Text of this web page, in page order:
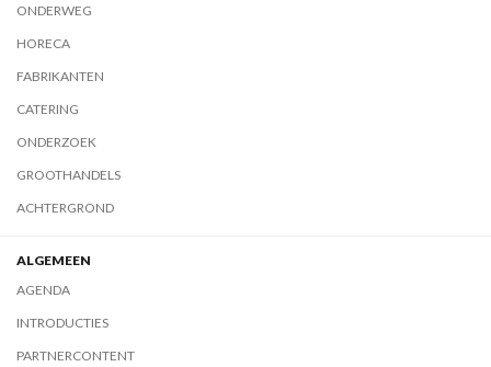
ONDERWEG
HORECA
FABRIKANTEN
CATERING
ONDERZOEK
GROOTHANDELS
ACHTERGROND
ALGEMEEN
AGENDA
INTRODUCTIES
PARTNERCONTENT